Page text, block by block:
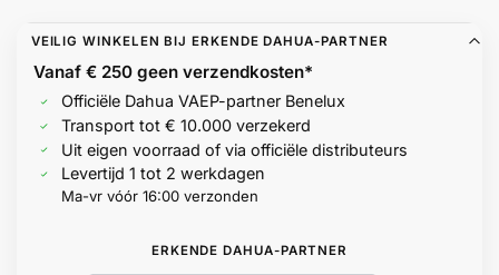
VEILIG WINKELEN BIJ ERKENDE DAHUA-PARTNER
Vanaf € 250 geenverzendkosten*
Officiële Dahua VAEP-partner Benelux
Transport tot € 10.000 verzekerd
Uit eigen voorraad of via officiële distributeurs
Levertijd 1 tot 2 werkdagen
Ma-vr vóór 16:00 verzonden
ERKENDE DAHUA-PARTNER